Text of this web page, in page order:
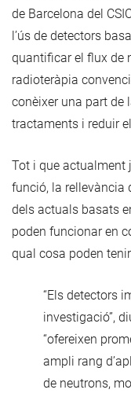
de Barcelona del
l’ús de detectors
quantificar el flux de
radioteràpia
conèixer una part de
tractaments i reduir
Tot i que actualment
funció, la rellevància
dels actuals basats
poden funcionar en
qual cosa poden
“Els detectors
investigació”,
“ofereixen
ampli rang
de neutrons,